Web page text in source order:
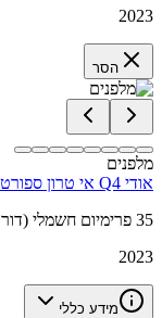
2023
הסר
מלפנים
אודי Q4 אי טרון ספורטבק
35 פרימיום חשמלי (דור 1 מעודכן)
2023
מידע כללי